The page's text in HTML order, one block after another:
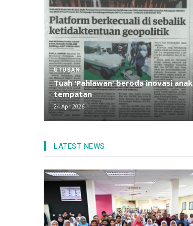
UTUSAN
Tuah 'Pahlawan' beroda inovasi anak
tempatan
24 Apr 2026
LATEST NEWS